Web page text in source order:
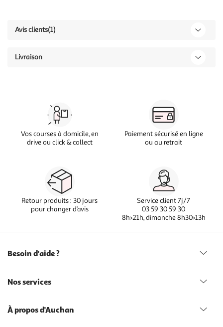
Avis clients(1)
Livraison
Vos courses à domicile, en
drive ou click & collect
Paiement sécurisé en ligne
ou au retrait
Retour produits : 30 jours
pour changer d’avis
Service client 7j/7
03 59 30 59 30
8h>21h, dimanche 8h30>13h
Besoin d'aide ?
Nos services
À propos d'Auchan